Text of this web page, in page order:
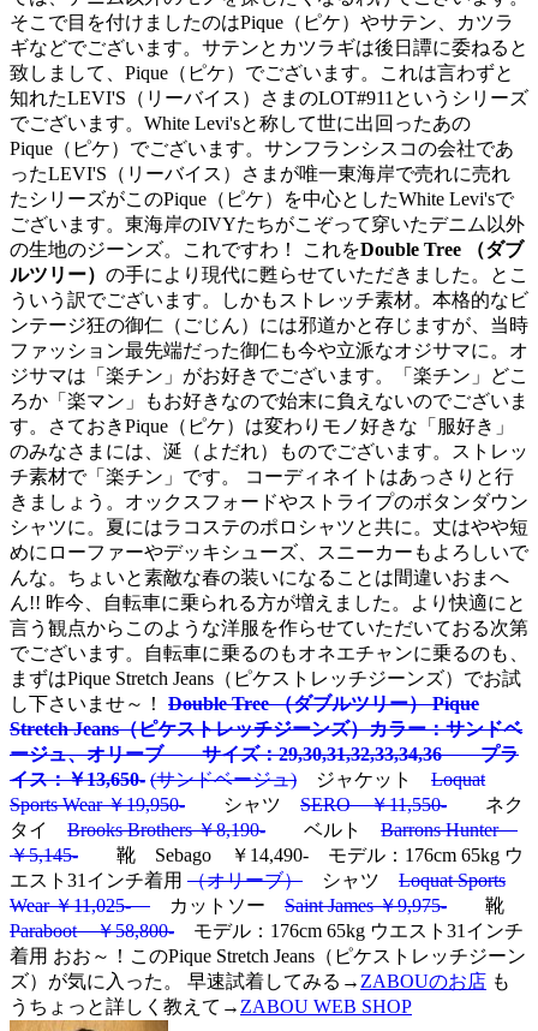
そこで目を付けましたのはPique（ピケ）やサテン、カツラ
ギなどでございます。サテンとカツラギは後日譚に委ねると
致しまして、Pique（ピケ）でございます。これは言わずと
知れたLEVI'S（リーバイス）さまのLOT#911というシリーズ
でございます。White Levi'sと称して世に出回ったあの
Pique（ピケ）でございます。サンフランシスコの会社であ
ったLEVI'S（リーバイス）さまが唯一東海岸で売れに売れ
たシリーズがこのPique（ピケ）を中心としたWhite Levi'sで
ございます。東海岸のIVYたちがこぞって穿いたデニム以外
の生地のジーンズ。これですわ！ これをDouble Tree （ダブ
ルツリー） の手により現代に甦らせていただきました。とこ
ういう訳でございます。しかもストレッチ素材。本格的なビ
ンテージ狂の御仁（ごじん）には邪道かと存じますが、当時
ファッション最先端だった御仁も今や立派なオジサマに。オ
ジサマは「楽チン」がお好きでございます。「楽チン」どこ
ろか「楽マン」もお好きなので始末に負えないのでございま
す。さておきPique（ピケ）は変わりモノ好きな「服好き」
のみなさまには、涎（よだれ）ものでございます。ストレッ
チ素材で「楽チン」です。 コーディネイトはあっさりと行
きましょう。オックスフォードやストライプのボタンダウン
シャツに。夏にはラコステのポロシャツと共に。丈はやや短
めにローファーやデッキシューズ、スニーカーもよろしいで
んな。ちょいと素敵な春の装いになることは間違いおまへ
ん!! 昨今、自転車に乗られる方が増えました。より快適にと
言う観点からこのような洋服を作らせていただいておる次第
でございます。自転車に乗るのもオネエチャンに乗るのも、
まずはPique Stretch Jeans（ピケストレッチジーンズ）でお試
し下さいませ～！ Double Tree （ダブルツリー） Pique
Stretch Jeans（ピケストレッチジーンズ）カラー：サンドベ
ージュ、オリーブ サイズ：29,30,31,32,33,34,36 プラ
イス：￥13,650- (サンドベージュ) ジャケット Loquat
Sports Wear ￥19,950- シャツ SERO ￥11,550- ネク
タイ Brooks Brothers ￥8,190- ベルト Barrons Hunter
￥5,145- 靴 Sebago ￥14,490- モデル：176cm 65kg ウ
エスト31インチ着用 （オリーブ） シャツ Loquat Sports
Wear ￥11,025- カットソー Saint James ￥9,975- 靴
Paraboot ￥58,800- モデル：176cm 65kg ウエスト31インチ
着用 おお～！このPique Stretch Jeans（ピケストレッチジーン
ズ）が気に入った。 早速試着してみる→ ZABOUのお店 も
うちょっと詳しく教えて→ ZABOU WEB SHOP